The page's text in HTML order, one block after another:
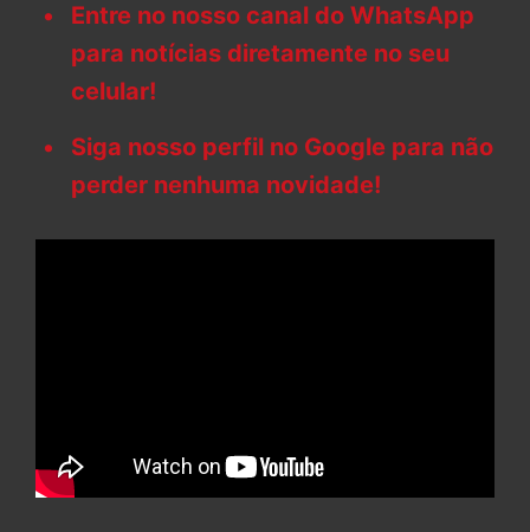
Entre no nosso canal do WhatsApp
para notícias diretamente no seu
celular!
Siga nosso perfil no Google para não
perder nenhuma novidade!